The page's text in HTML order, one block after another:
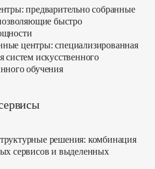
предварительно собранные
быстро
центры: специализированная
систем искусственного
обучения
решения: комбинация
сервисов и выделенных